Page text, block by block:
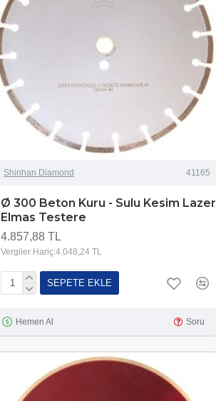
Shinhan Diamond 41165
Ø 300 Beton Kuru - Sulu Kesim Lazer
Elmas Testere
4.857,88 TL
Vergiler Hariç:4.048,24 TL
SEPETE EKLE
Hemen Al Soru